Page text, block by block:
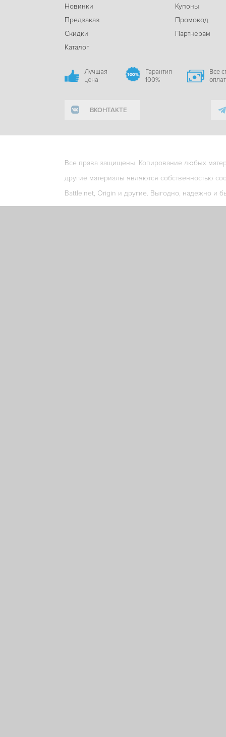
Новинки
Предзаказ
Скидки
Каталог
Купоны
Промокод
Партнерам
Лучшая
цена
Гарантия
100%
Все
ВКОНТАКТЕ
Все права защищены. Копирование любых
другие материалы являются собственностью
Battle.net, Origin и другие. Выгодно, надежно и